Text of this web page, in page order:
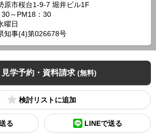
原市桜台1-9-7 堀井ビル1F
～PM18：30
曜日
知事(4)第026678号
見学予約・資料請求 (無料)
検討リスト
る LINEで送る